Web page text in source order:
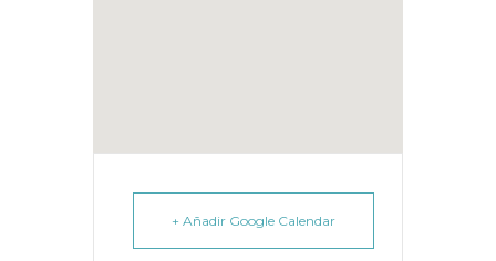
+ Añadir Google Calendar